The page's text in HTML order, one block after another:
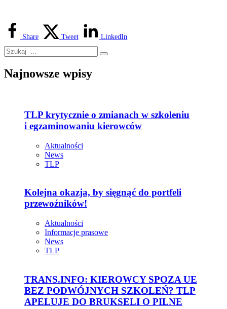
Share Tweet LinkedIn
Najnowsze wpisy
TLP krytycznie o zmianach w szkoleniu
i egzaminowaniu kierowców
Aktualności
News
TLP
Kolejna okazja, by sięgnąć do portfeli
przewoźników!
Aktualności
Informacje prasowe
News
TLP
TRANS.INFO: KIEROWCY SPOZA UE
BEZ PODWÓJNYCH SZKOLEŃ? TLP
APELUJE DO BRUKSELI O PILNE